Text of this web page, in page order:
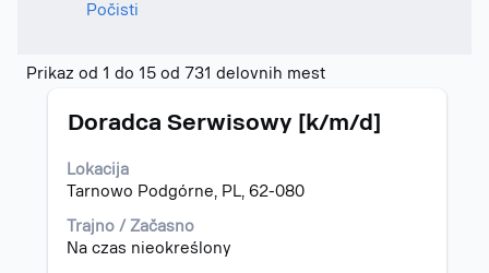
Počisti
Prikaz od 1 do 15 od 731 delovnih mestRezultati
za
Naziv
Doradca Serwisowy [k/m/d]
Lokacija
Tarnowo Podgórne, PL, 62-080
Trajno / Začasno
Na czas nieokreślony
Izberite
preslednico,
da
celotno
vsebino